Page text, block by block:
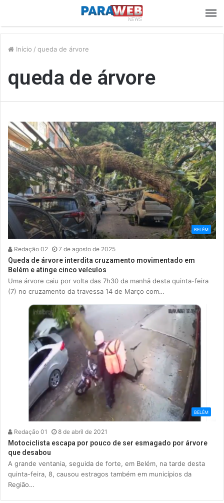
Início / queda de árvore
queda de árvore
BELÉM
Redação 02 7 de agosto de 2025
Queda de árvore interdita cruzamento movimentado em
Belém e atinge cinco veículos
Uma árvore caiu por volta das 7h30 da manhã desta quinta-feira
(7) no cruzamento da travessa 14 de Março com…
BELÉM
Redação 01 8 de abril de 2021
Motociclista escapa por pouco de ser esmagado por árvore
que desabou
A grande ventania, seguida de forte, em Belém, na tarde desta
quinta-feira, 8, causou estragos também em municípios da
Região…